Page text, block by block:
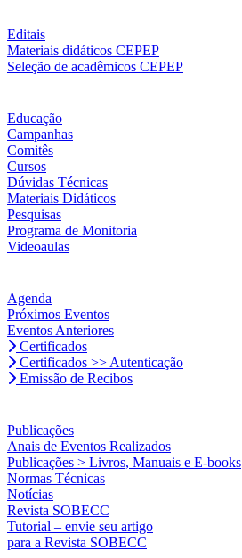
Editais
Materiais didáticos CEPEP
Seleção de acadêmicos CEPEP
Educação
Campanhas
Comitês
Cursos
Dúvidas Técnicas
Materiais Didáticos
Pesquisas
Programa de Monitoria
Videoaulas
Agenda
Próximos Eventos
Eventos Anteriores
Certificados
Certificados >> Autenticação
Emissão de Recibos
Publicações
Anais de Eventos Realizados
Publicações > Livros, Manuais e E-books
Normas Técnicas
Notícias
Revista SOBECC
Tutorial – envie seu artigo
para a Revista SOBECC